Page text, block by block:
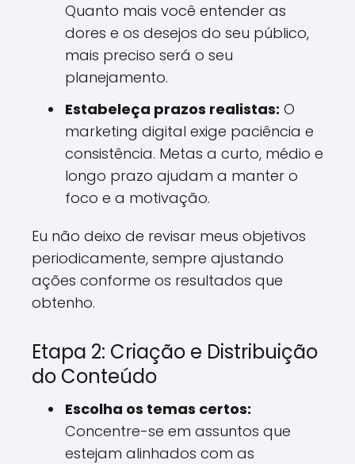
Quanto mais você entender as
dores e os desejos do seu público,
mais preciso será o seu
planejamento.
Estabeleça prazos realistas: O
marketing digital exige paciência e
consistência. Metas a curto, médio e
longo prazo ajudam a manter o
foco e a motivação.
Eu não deixo de revisar meus objetivos
periodicamente, sempre ajustando
ações conforme os resultados que
obtenho.
Etapa 2: Criação e Distribuição
do Conteúdo
Escolha os temas certos:
Concentre-se em assuntos que
estejam alinhados com as